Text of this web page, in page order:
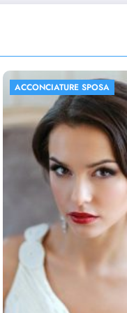
ACCONCIATURE SPOSA
FOTO MATRIMONIO